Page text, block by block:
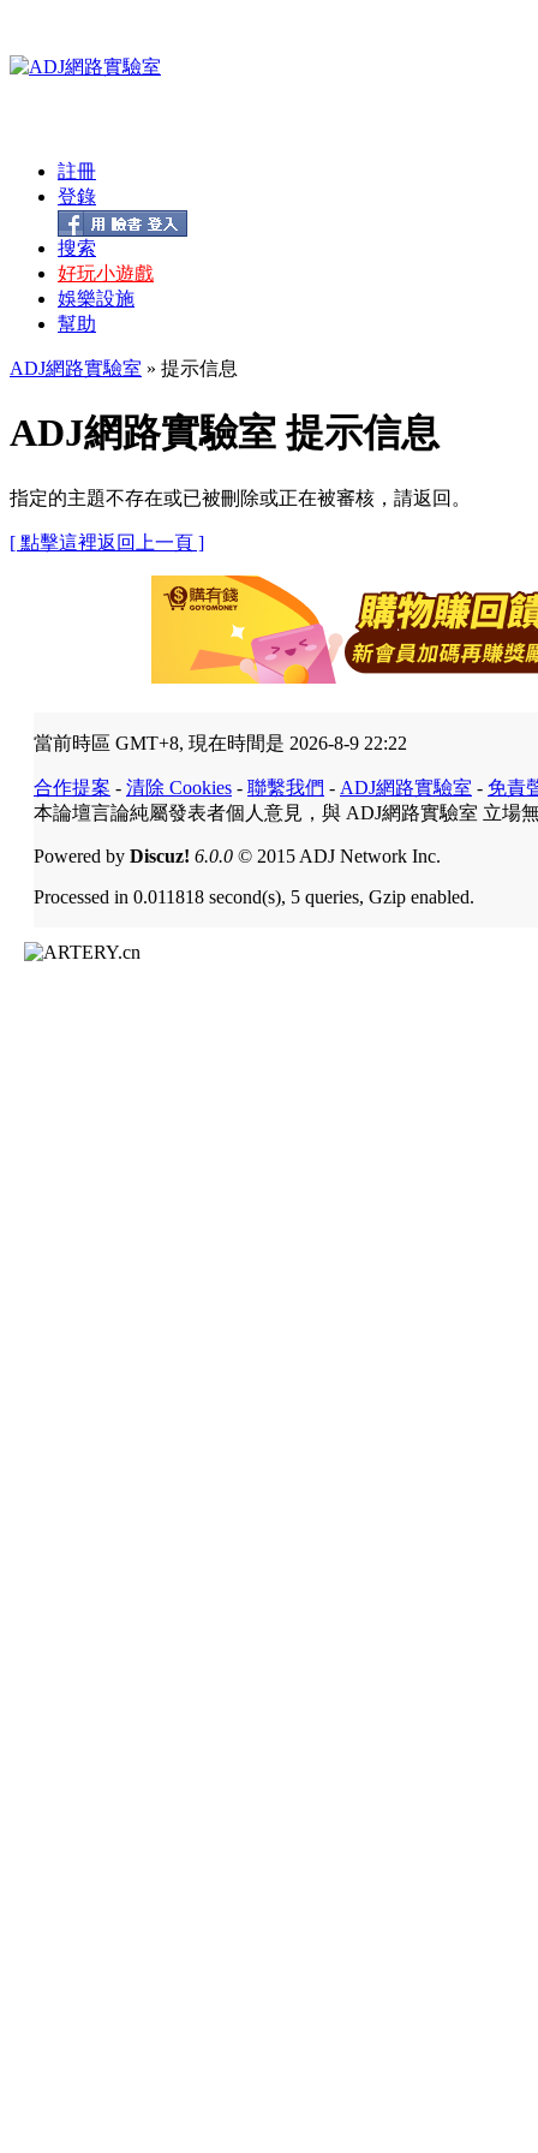
註冊
登錄
搜索
好玩小遊戲
娛樂設施
幫助
ADJ網路實驗室 » 提示信息
ADJ網路實驗室 提示信息
指定的主題不存在或已被刪除或正在被審核，請返回。
[ 點擊這裡返回上一頁 ]
當前時區 GMT+8, 現在時間是 2026-8-9 22:22
合作提案 - 清除 Cookies - 聯繫我們 - ADJ網路實驗室 - 免責
本論壇言論純屬發表者個人意見，與 ADJ網路實驗室 立場
Powered by Discuz! 6.0.0 © 2015 ADJ Network Inc.
Processed in 0.011818 second(s), 5 queries, Gzip enabled.